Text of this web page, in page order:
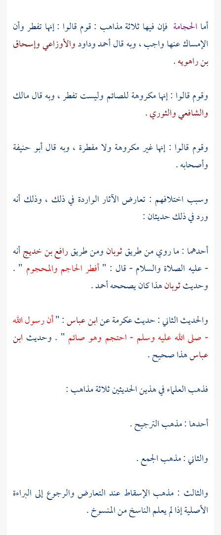
أما الحجامة فإن فيها ثلاثة مذاهب : قوم قالوا : إنها تفطر وأن
الإمساك عنها واجب ، وبه قالأحمدوداودوالأوزاعيوإسحاق
بن راهويه.
وقوم قالوا : إنها مكروهة للصائم وليست تفطر ، وبه قالمالك
والشافعيوالثوري.
وقوم قالوا : إنها غير مكروهة ولا مفطرة ، وبه قالأبو حنيفة
وأصحابه .
وسبب اختلافهم : تعارض الآثار الواردة في ذلك ، وذلك أنه
ورد في ذلك حديثان :
أحدهما : ما روي من طريقثوبانومن طريقرافع بن خديجأنه
- عليه الصلاة والسلام - قال : "أفطر الحاجم والمحجوم " .
وحديثثوبانهذا كان يصححهأحمد.
والحديث الثاني : حديثعكرمةعنابن عباس: "أن رسول الله
- صلى الله عليه وسلم - احتجم وهو صائم " . وحديث ابن
عباسهذا صحيح .
فذهب العلماء في هذين الحديثين ثلاثة مذاهب :
أحدها : مذهب الترجيح .
والثاني : مذهب الجمع .
والثالث : مذهب الإسقاط عند التعارض والرجوع إلى البراءة
الأصلية إذا لم يعلم الناسخ من المنسوخ .